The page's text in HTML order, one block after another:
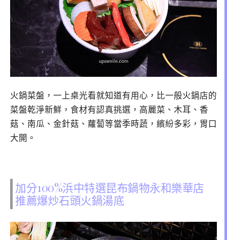
火鍋菜盤，一上桌光看就知道有用心，比一般火鍋店的
菜盤乾淨新鮮，食材有認真挑選，高麗菜、木耳、香
菇、南瓜、金針菇、蘿蔔等當季時蔬，繽紛多彩，胃口
大開。
加分100%浜中特選昆布鍋物永和樂華店
推薦爆炒石頭火鍋湯底